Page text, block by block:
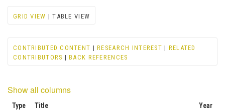
GRID VIEW | TABLE VIEW
CONTRIBUTED CONTENT |RESEARCH INTEREST | RELATED
CONTRIBUTORS |BACK REFERENCES
Show all columns
Type Title Year